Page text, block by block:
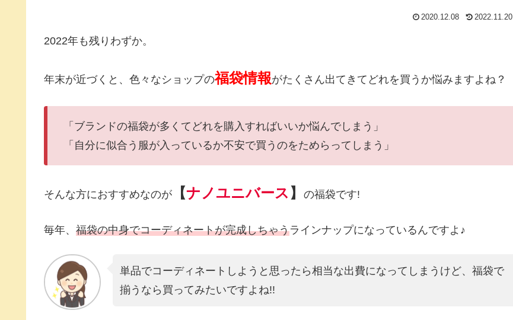
2020.12.08 2022.11.20
2022年も残りわずか。
年末が近づくと、色々なショップの福袋情報がたくさん出てきてどれを買うか悩みますよね？
「ブランドの福袋が多くてどれを購入すればいいか悩んでしまう」
「自分に似合う服が入っているか不安で買うのをためらってしまう」
そんな方におすすめなのが 【ナノユニバース 】 の福袋です!
毎年、 福袋の中身でコーディネートが完成しちゃうラインナップになっているんですよ♪
単品でコーディネートしようと思ったら相当な出費になってしまうけど、福袋で
揃うなら買ってみたいですよね!!